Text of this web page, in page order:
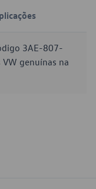
3AE-807-
genuínas na